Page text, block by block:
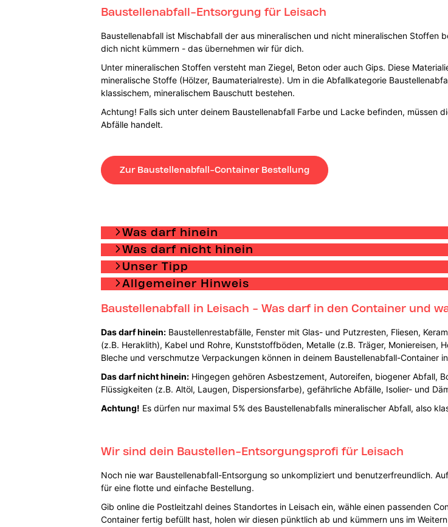
Baustellenabfall-Entsorgung für Leisach
Baustellenabfall ist Mischabfall der aus mineralischen und nicht mineralischen Stoffen
dich nicht kümmern - das übernehmen wir für dich.
Unter mineralischen Stoffen versteht man Ziegel, Beton oder auch Gips. Diese
mineralische Stoffe (Hölzer, Baumaterialreste). Um in die Abfallkategorie
klassischem, mineralischem Bauschutt bestehen.
Achtung! Falls sich unter deinem Baustellenabfall Farbe und Lacke befinden, müssen
Abfälle handelt.
Zur Baustellenabfall-Container Bestellung
Was darf hinein
Was darf nicht hinein
Unser Tipp
Allgemeiner Hinweis
Baustellenabfall in Leisach - Was darf in den Container und
Das darf hinein:Baustellenrestabfälle, Fenster mit Glas- und Putzresten, Fliesen,
(z.B. Heraklith), Kabel und Rohre, Kunststoffböden, Metalle (z.B. Träger, Moniereisen,
Bleche und verschmutze Verpackungen können in deinem Baustellenabfall-Container
Das darf nicht hinein:Hingegen gehören Asbestzement, Autoreifen, biogener Abfall,
Flüssigkeiten (z.B. Altöl, Laugen, Dispersionsfarbe), gefährliche Abfälle, Isolier- und
Achtung! Es dürfen nur maximal 5% des Baustellenabfalls mineralischer Abfall, also
Wir sind dein Baustellen-Entsorgungsprofi für Leisach
Noch nie war Baustellenabfall-Entsorgung so unkompliziert und benutzerfreundlich.
für eine flotte und einfache Bestellung.
Gib online die Postleitzahl deines Standortes in Leisach ein, wähle einen passenden
Container fertig befüllt hast, holen wir diesen pünktlich ab und kümmern uns im